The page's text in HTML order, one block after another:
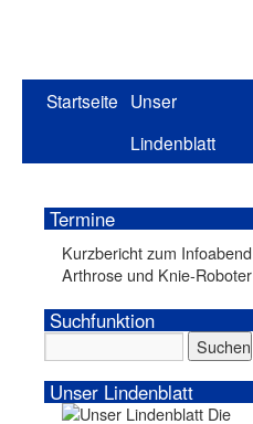
Startseite Unser
Lindenblatt
Termine
Kurzbericht zum Infoabend
Arthrose und Knie-Roboter
Suchfunktion
Unser Lindenblatt